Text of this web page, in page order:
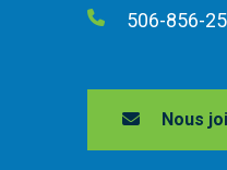
506-856-
Nous